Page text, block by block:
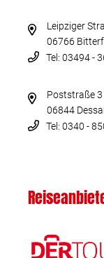
Leipziger
06766
Tel: 03494 -
Poststraße 3
06844
Tel: 0340 -